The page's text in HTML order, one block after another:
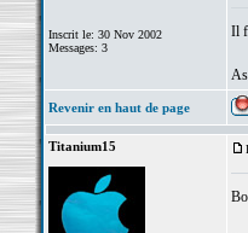
Inscrit le: 30 Nov 2002
Messages: 3
Il
Revenir en haut de page
Titanium15